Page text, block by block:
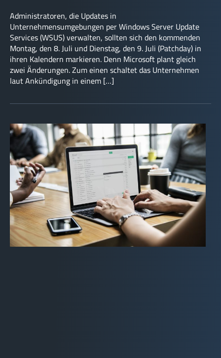
Administratoren, die Updates in
Unternehmensumgebungen per Windows Server Update
Services (WSUS) verwalten, sollten sich den kommenden
Montag, den 8. Juli und Dienstag, den 9. Juli (Patchday) in
ihren Kalendern markieren. Denn Microsoft plant gleich
zwei Änderungen. Zum einen schaltet das Unternehmen
laut Ankündigung in einem […]